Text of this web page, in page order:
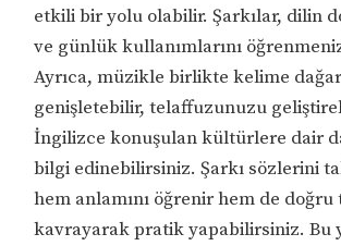
etkili bir yolu olabilir. Şarkılar, dilin
ve günlük kullanımlarını
Ayrıca, müzikle birlikte kelime
genişletebilir, telaffuzunuzu
İngilizce konuşulan kültürlere dair
bilgi edinebilirsiniz. Şarkı sözlerini
hem anlamını öğrenir hem de
kavrayarak pratik yapabilirsiniz. Bu